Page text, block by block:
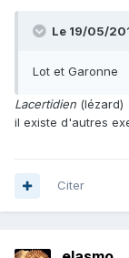
Le 19/05/
Lot et Garonne
Lacertidien (lézard)
il existe d'autres
Citer